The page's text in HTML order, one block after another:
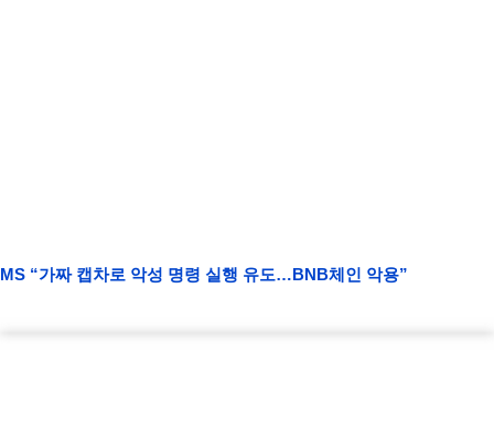
MS “가짜 캡차로 악성 명령 실행 유도…BNB체인 악용”